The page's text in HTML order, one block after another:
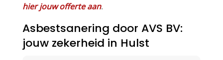
hier jouw offerte aan.
Asbestsanering door AVS BV:
jouw zekerheid in Hulst